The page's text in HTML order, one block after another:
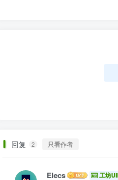
回复 2 只看作者
Elecs 工坊